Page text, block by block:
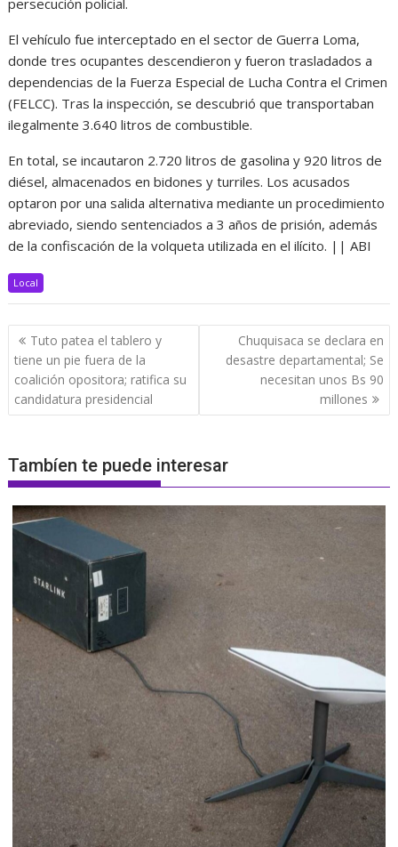
persecución policial.
El vehículo fue interceptado en el sector de Guerra Loma,
donde tres ocupantes descendieron y fueron trasladados a
dependencias de la Fuerza Especial de Lucha Contra el Crimen
(FELCC). Tras la inspección, se descubrió que transportaban
ilegalmente 3.640 litros de combustible.
En total, se incautaron 2.720 litros de gasolina y 920 litros de
diésel, almacenados en bidones y turriles. Los acusados
optaron por una salida alternativa mediante un procedimiento
abreviado, siendo sentenciados a 3 años de prisión, además
de la confiscación de la volqueta utilizada en el ilícito. || ABI
Local
Navegación
de
entradas
Tuto patea el tablero y
tiene un pie fuera de la
coalición opositora; ratifica su
candidatura presidencial
Chuquisaca se declara en
desastre departamental; Se
necesitan unos Bs 90
millones
Tambíen te puede interesar